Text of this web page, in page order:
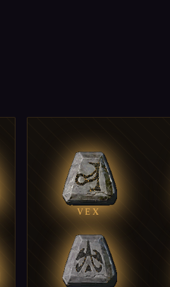
VEX